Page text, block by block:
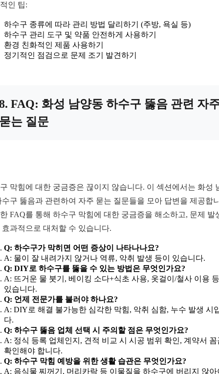
인 팁:
하수구 종류에 따라 관리 방법 달리하기 (주방, 욕실 등)
하수구 관리 도구 및 약품 안전하게 사용하기
환경 친화적인 제품 사용하기
정기적인 점검으로 문제 조기 발견하기
FAQ: 화성 남양동 하수구 뚫음 관련 자
는 질문
막힘에 대한 궁금증은 끊이지 않습니다. 이 섹션에서는 화성
수구 뚫음과 관련하여 자주 묻는 질문들을 모아 답변을 제공합
FAQ를 통해 하수구 막힘에 대한 궁금증을 해소하고, 문제 발
효과적으로 대처할 수 있습니다.
Q: 하수구가 막히면 어떤 증상이 나타나나요?
A: 물이 잘 내려가지 않거나 역류, 악취 발생 등이 있습니다.
Q: DIY로 하수구를 뚫을 수 있는 방법은 무엇인가요?
A: 뜨거운 물 붓기, 베이킹 소다+식초 사용, 옷걸이/철사 이용
있습니다.
Q: 언제 전문가를 불러야 하나요?
A: DIY로 해결 불가능한 심각한 막힘, 악취 심함, 누수 발생 시
다.
Q: 하수구 뚫음 업체 선택 시 주의할 점은 무엇인가요?
A: 정식 등록 업체인지, 견적 비교 시 시공 범위 확인, 계약서 꼼
확인해야 합니다.
Q: 하수구 막힘 예방을 위한 생활 습관은 무엇인가요?
A: 음식물 찌꺼기, 머리카락 등 이물질을 하수구에 버리지 않아